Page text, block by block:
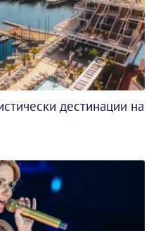
дестинации на